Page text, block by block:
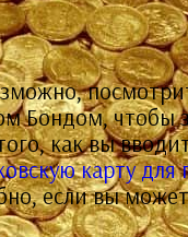
Бондом, чтобы
как вы
карту
если вы